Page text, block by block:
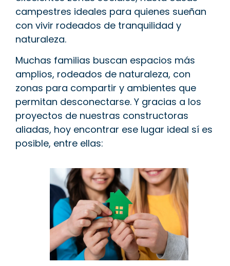
campestres ideales para quienes sueñan
con vivir rodeados de tranquilidad y
naturaleza.
Muchas familias buscan espacios más
amplios, rodeados de naturaleza, con
zonas para compartir y ambientes que
permitan desconectarse. Y gracias a los
proyectos de nuestras constructoras
aliadas, hoy encontrar ese lugar ideal sí es
posible, entre ellas: